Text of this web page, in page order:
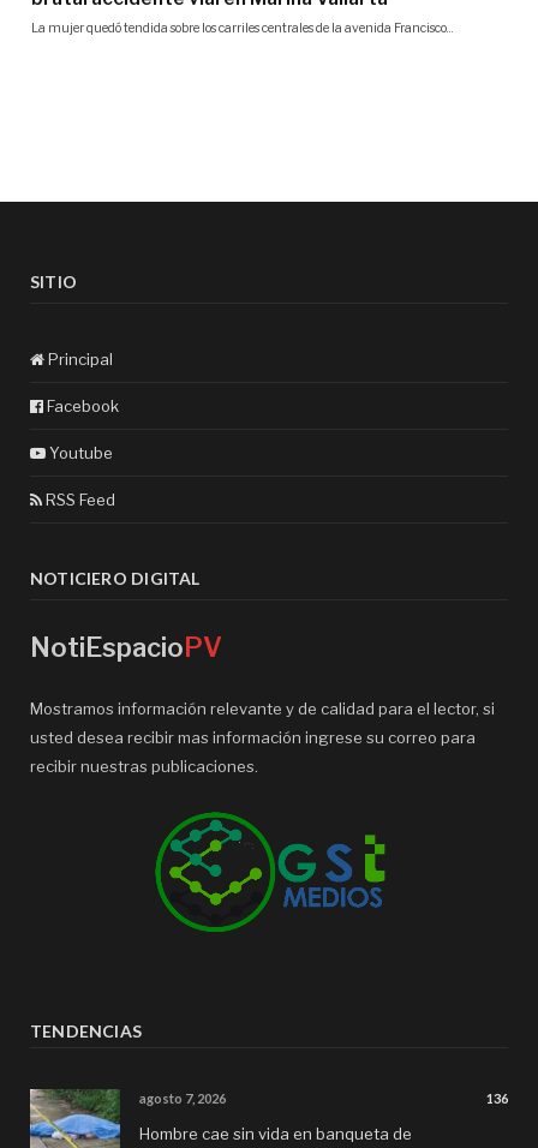
SITIO
Principal
Facebook
Youtube
RSS Feed
NOTICIERO DIGITAL
NotiEspacioPV
Mostramos información relevante y de calidad para el lector, si
usted desea recibir mas información ingrese su correo para
recibir nuestras publicaciones.
TENDENCIAS
agosto 7, 2026 136
Hombre cae sin vida en banqueta de